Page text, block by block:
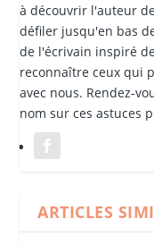
à découvrir l'auteur
défiler jusqu'en bas
de l'écrivain inspiré
reconnaître ceux qui
avec nous. Rendez-
nom sur ces astuces
ARTICLES